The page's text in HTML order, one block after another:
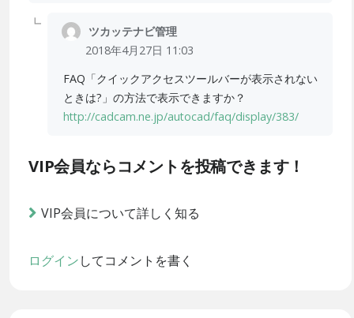
ツカッテナビ管理
2018年4月27日 11:03
FAQ「クイックアクセスツールバーが表示されない
ときは?」の方法で表示できますか？
http://cadcam.ne.jp/autocad/faq/display/383/
VIP会員ならコメントを投稿できます！
VIP会員について詳しく知る
ログインしてコメントを書く